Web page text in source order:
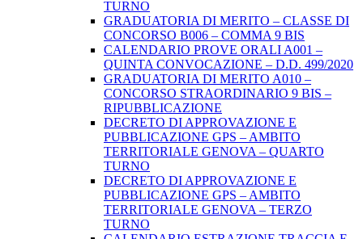
TURNO
GRADUATORIA DI MERITO – CLASSE DI
CONCORSO B006 – COMMA 9 BIS
CALENDARIO PROVE ORALI A001 –
QUINTA CONVOCAZIONE – D.D. 499/2020
GRADUATORIA DI MERITO A010 –
CONCORSO STRAORDINARIO 9 BIS –
RIPUBBLICAZIONE
DECRETO DI APPROVAZIONE E
PUBBLICAZIONE GPS – AMBITO
TERRITORIALE GENOVA – QUARTO
TURNO
DECRETO DI APPROVAZIONE E
PUBBLICAZIONE GPS – AMBITO
TERRITORIALE GENOVA – TERZO
TURNO